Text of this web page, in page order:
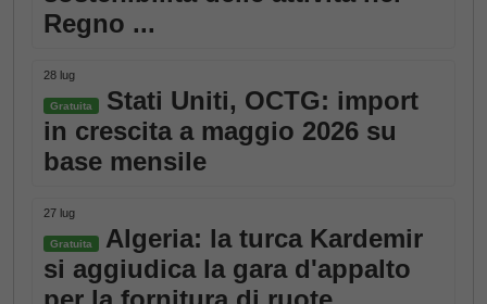
Regno ...
28 lug
Gratuita
Stati Uniti, OCTG: import
in crescita a maggio 2026 su
base mensile
27 lug
Gratuita
Algeria: la turca Kardemir
si aggiudica la gara d'appalto